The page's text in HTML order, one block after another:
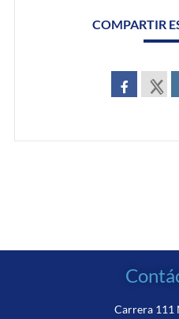
COMPARTIR
Carrera 111